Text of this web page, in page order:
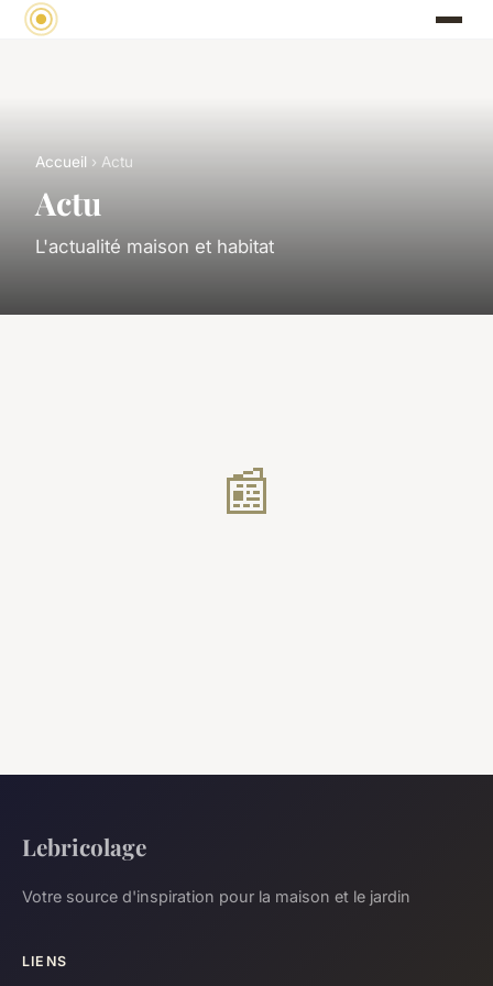
Accueil › Actu
Actu
L'actualité maison et habitat
📰
Lebricolage
Votre source d'inspiration pour la maison et le jardin
LIENS